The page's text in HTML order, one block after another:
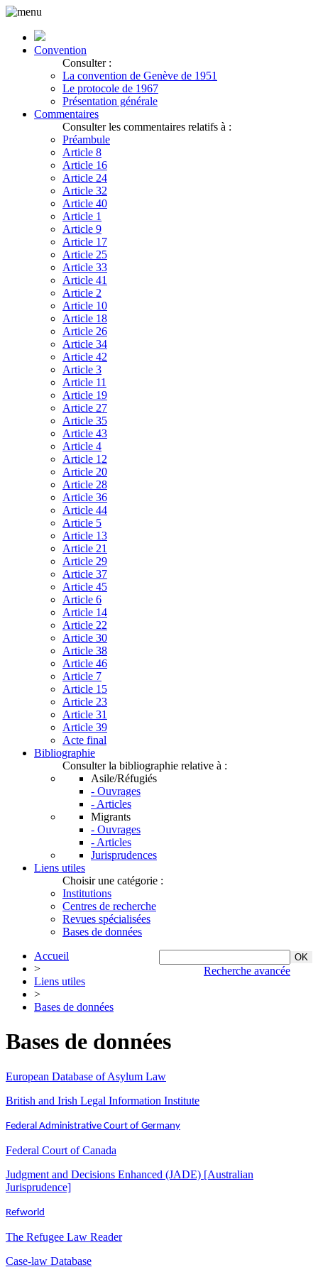
Convention
Consulter :
La convention de Genève de 1951
Le protocole de 1967
Présentation générale
Commentaires
Consulter les commentaires relatifs à :
Préambule
Article 8
Article 16
Article 24
Article 32
Article 40
Article 1
Article 9
Article 17
Article 25
Article 33
Article 41
Article 2
Article 10
Article 18
Article 26
Article 34
Article 42
Article 3
Article 11
Article 19
Article 27
Article 35
Article 43
Article 4
Article 12
Article 20
Article 28
Article 36
Article 44
Article 5
Article 13
Article 21
Article 29
Article 37
Article 45
Article 6
Article 14
Article 22
Article 30
Article 38
Article 46
Article 7
Article 15
Article 23
Article 31
Article 39
Acte final
Bibliographie
Consulter la bibliographie relative à :
Asile/Réfugiés
- Ouvrages
- Articles
Migrants
- Ouvrages
- Articles
Jurisprudences
Liens utiles
Choisir une catégorie :
Institutions
Centres de recherche
Revues spécialisées
Bases de données
Recherche avancée
Accueil
>
Liens utiles
>
Bases de données
Bases de données
European Database of Asylum Law
British and Irish Legal Information Institute
Federal Administrative Court of Germany
Federal Court of Canada
Judgment and Decisions Enhanced (JADE) [Australian
Jurisprudence]
Refworld
The Refugee Law Reader
Case-law Database